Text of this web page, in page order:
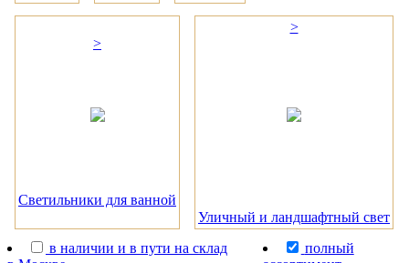
>
Светильники для ванной
>
Уличный и ландшафтный свет
в наличии и в пути на склад
полный